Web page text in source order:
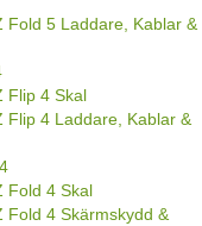
Fold 5 Laddare, Kablar &
Flip 4 Skal
Flip 4 Laddare, Kablar &
Fold 4 Skal
Fold 4 Skärmskydd &